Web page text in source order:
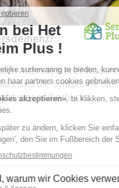
Altersdemenz?
sind die Symptome
einen Überblick...